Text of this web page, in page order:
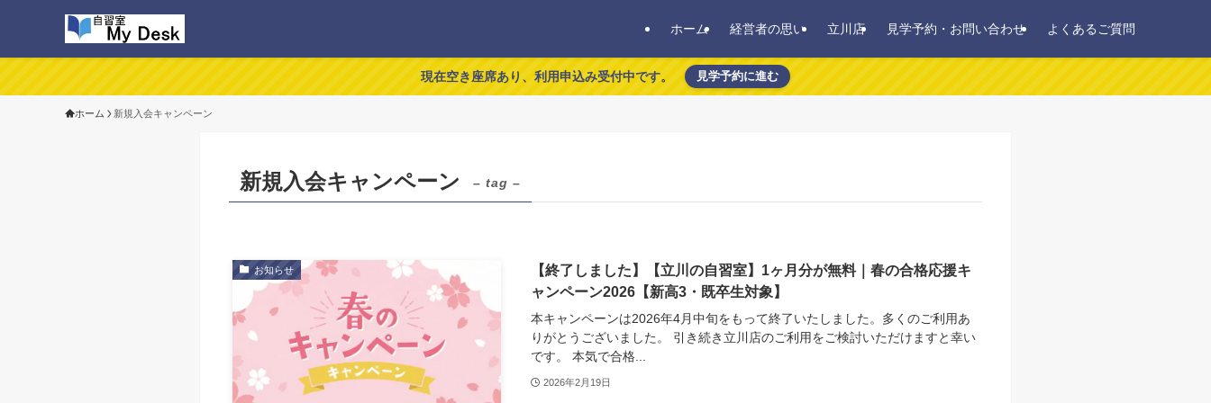
ホーム 経営者の思い 立川店 見学予約・お問い合わせ よくあるご質問
現在空き座席あり、利用申込み受付中です。 見学予約に進む
ホーム 新規入会キャンペーン
新規入会キャンペーン – tag –
お知らせ
【終了しました】【立川の自習室】1ヶ月分が無料｜春の合格応援キ
ャンペーン2026【新高3・既卒生対象】
本キャンペーンは2026年4月中旬をもって終了いたしました。多くのご利用あ
りがとうございました。 引き続き立川店のご利用をご検討いただけますと幸い
です。 本気で合格...
2026年2月19日